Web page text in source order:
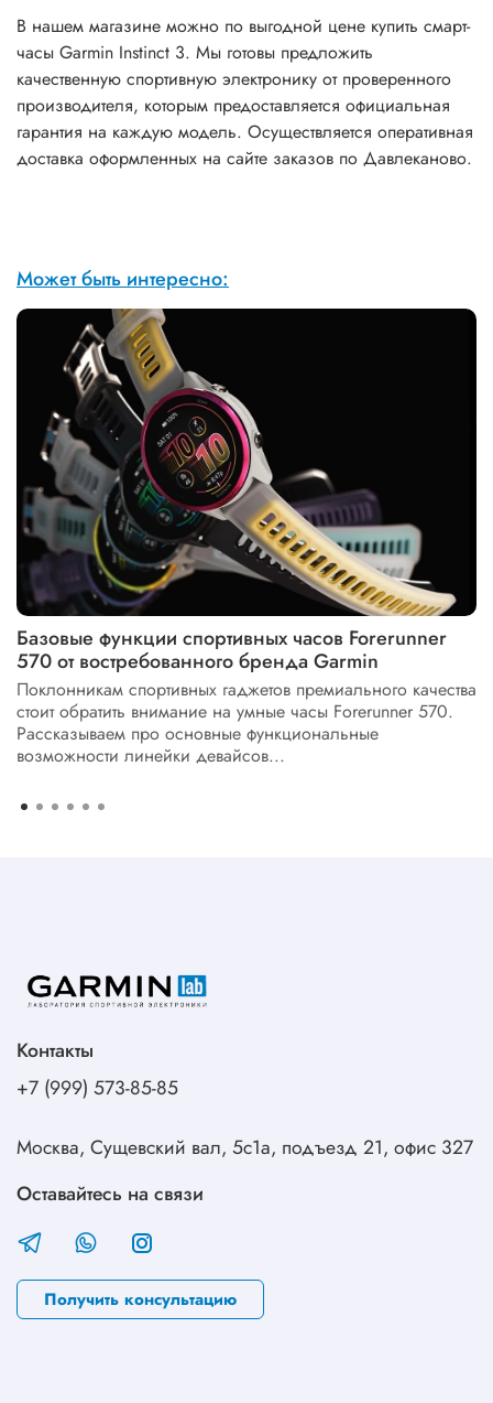
В нашем магазине можно по выгодной цене купить смарт-
часы Garmin Instinct 3. Мы готовы предложить
качественную спортивную электронику от проверенного
производителя, которым предоставляется официальная
гарантия на каждую модель. Осуществляется оперативная
доставка оформленных на сайте заказов по Давлеканово.
Может быть интересно:
Базовые функции спортивных часов Forerunner
570 от востребованного бренда Garmin
Поклонникам спортивных гаджетов премиального качества
стоит обратить внимание на умные часы Forerunner 570.
Рассказываем про основные функциональные
возможности линейки девайсов...
Контакты
+7 (999) 573-85-85
Москва, Сущевский вал, 5с1а, подъезд 21, офис 327
Оставайтесь на связи
Получить консультацию